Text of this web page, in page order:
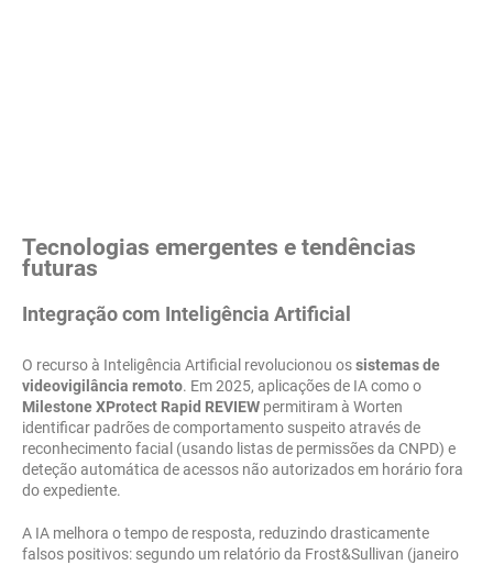
Tecnologias emergentes e tendências
futuras
Integração com Inteligência Artificial
O recurso à Inteligência Artificial revolucionou ossistemas de
videovigilância remoto. Em 2025, aplicações de IA como o
Milestone XProtect Rapid REVIEW permitiram à Worten
identificar padrões de comportamento suspeito através de
reconhecimento facial (usando listas de permissões da CNPD) e
deteção automática de acessos não autorizados em horário fora
do expediente.
A IA melhora o tempo de resposta, reduzindo drasticamente
falsos positivos: segundo um relatório da Frost&Sullivan (janeiro